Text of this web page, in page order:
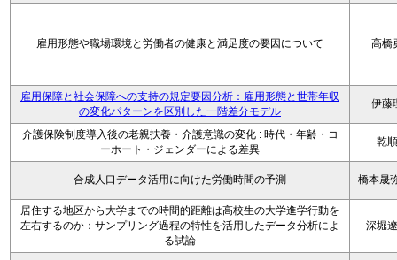
雇用形態や職場環境と労働者の健康と満足度の要因について 高橋
雇用保障と社会保障への支持の規定要因分析：雇用形態と世帯年収
の変化パターンを区別した一階差分モデル
伊藤
介護保険制度導入後の老親扶養・介護意識の変化 : 時代・年齢・コ
ーホート・ジェンダーによる差異
乾
合成人口データ活用に向けた労働時間の予測 橋本晟
居住する地区から大学までの時間的距離は高校生の大学進学行動を
左右するのか：サンプリング過程の特性を活用したデータ分析によ
る試論
深堀